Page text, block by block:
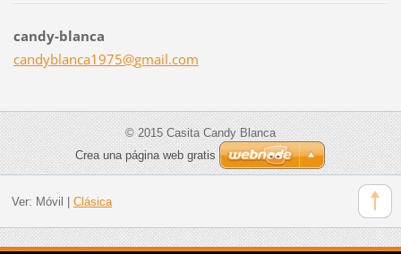
candy-blanca
candyblanca1975@gmail.com
© 2015 Casita Candy Blanca
Crea una página web gratis
Ver: Móvil Clásica